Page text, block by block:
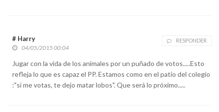
# Harry RESPONDER
04/05/2015 00:04
Jugar con la vida de los animales por un puñado de votos.....Esto
refleja lo que es capaz el PP. Estamos como en el patio del colegio
:"si me votas, te dejo matar lobos". Que será lo próximo.....